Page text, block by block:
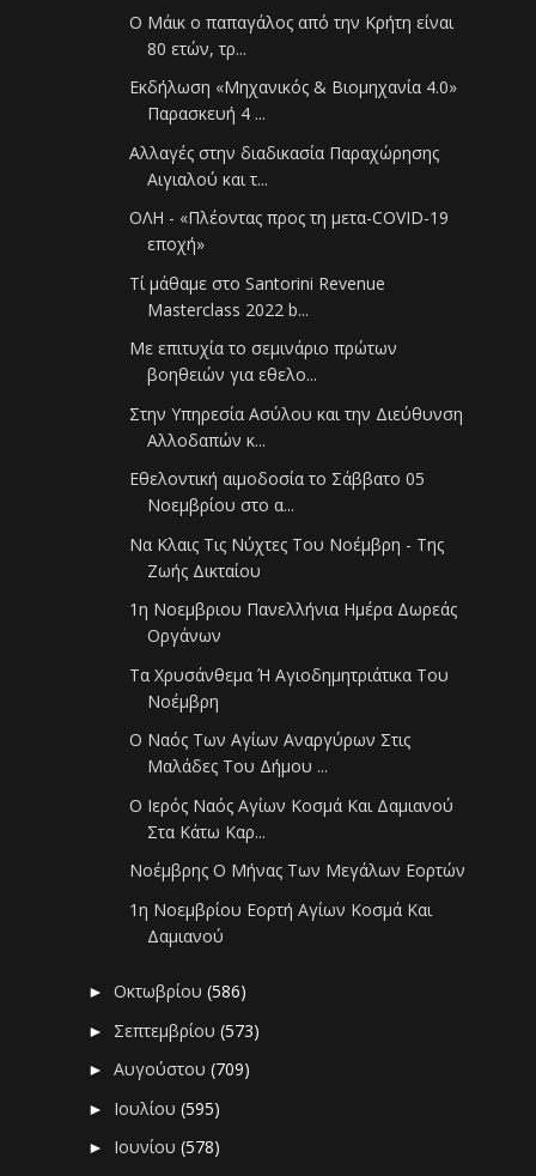
Ο Μάικ ο παπαγάλος από την Κρήτη είναι
80 ετών, τρ...
Εκδήλωση «Μηχανικός & Βιομηχανία 4.0»
Παρασκευή 4 ...
Αλλαγές στην διαδικασία Παραχώρησης
Αιγιαλού και τ...
OΛΗ - «Πλέοντας προς τη μετα-COVID-19
εποχή»
Τί μάθαμε στο Santorini Revenue
Masterclass 2022 b...
Με επιτυχία το σεμινάριο πρώτων
βοηθειών για εθελο...
Στην Υπηρεσία Ασύλου και την Διεύθυνση
Αλλοδαπών κ...
Εθελοντική αιμοδοσία το Σάββατο 05
Νοεμβρίου στο α...
Να Κλαις Τις Νύχτες Του Νοέμβρη - Της
Ζωής Δικταίου
1η Νοεμβριου Πανελλήνια Ημέρα Δωρεάς
Οργάνων
Τα Χρυσάνθεμα Ή Αγιοδημητριάτικα Του
Νοέμβρη
Ο Ναός Των Αγίων Αναργύρων Στις
Μαλάδες Του Δήμου ...
Ο Ιερός Ναός Αγίων Κοσμά Και Δαμιανού
Στα Κάτω Καρ...
Νοέμβρης Ο Μήνας Των Μεγάλων Εορτών
1η Νοεμβρίου Εορτή Αγίων Κοσμά Και
Δαμιανού
►Οκτωβρίου(586)
► Σεπτεμβρίου(573)
►Αυγούστου(709)
► Ιουλίου(595)
► Ιουνίου(578)